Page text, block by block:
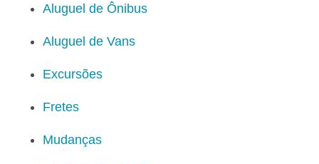
Aluguel de Ônibus
Aluguel de Vans
Excursões
Fretes
Mudanças